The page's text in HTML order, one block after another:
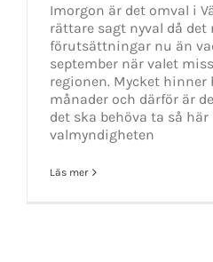
Imorgon är det omval i
rättare sagt nyval då det
förutsättningar nu än
september när valet
regionen. Mycket hinner
månader och därför är
det ska behöva ta så
valmyndigheten
Läs mer